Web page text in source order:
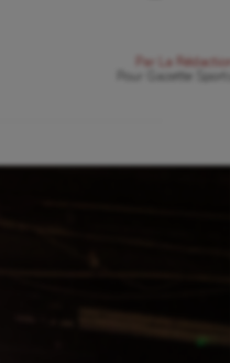
Par
La Rédaction
Gazette Sports